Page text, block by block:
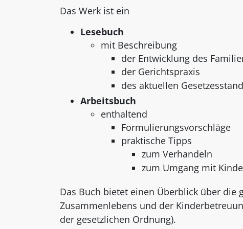
Das Werk ist ein
Lesebuch
mit Beschreibung
der Entwicklung des
der Gerichtspraxis
des aktuellen
Arbeitsbuch
enthaltend
Formulierungsvorschläge
praktische Tipps
zum Verhandeln
zum Umgang mit
Das Buch bietet einen Überblick über die
Zusammenlebens und der
der gesetzlichen Ordnung).